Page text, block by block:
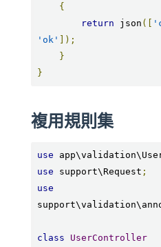
{
return json ([
'ok'
]);
}
}
複用規則集
use
use support\Request ;
use
class
UserController